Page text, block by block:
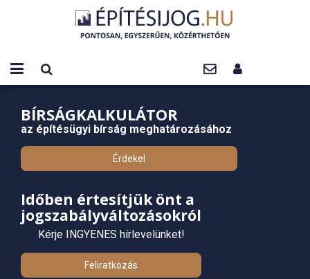
BÍRSÁGKALKULÁTOR
az építésügyi bírság meghatározásához
Érdekel
Időben értesítjük önt a
jogszabályváltozásokról
Kérje INGYENES hírlevelünket!
Feliratkozás